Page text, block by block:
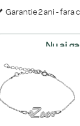
Garantie 2 ani - fara
Nu ai